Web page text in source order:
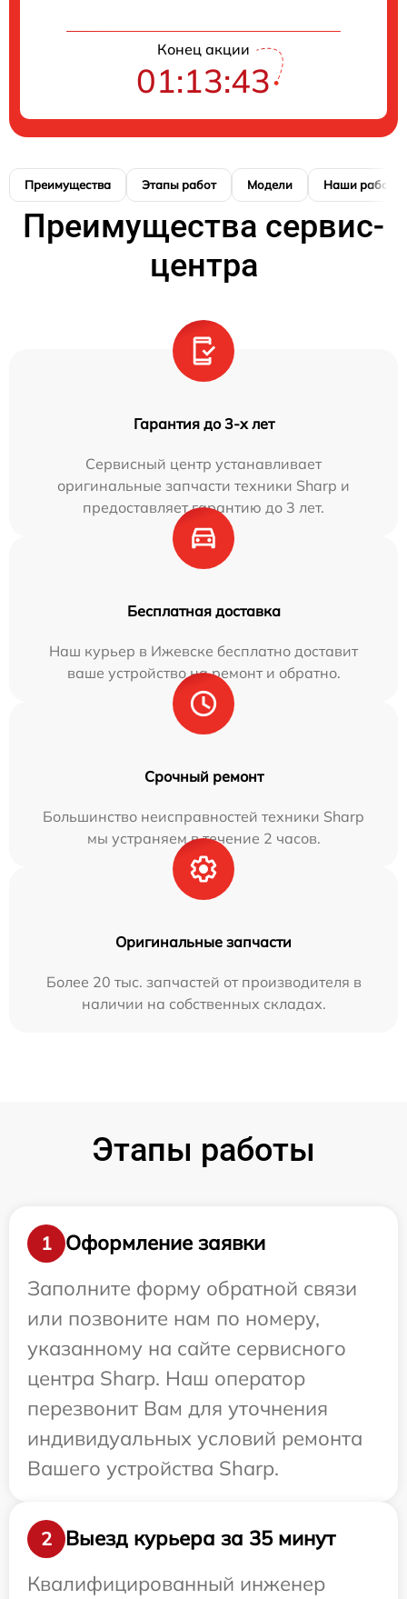
Конец акции
01:13:41
Преимущества Этапы работ Модели Наши работы
Преимущества сервис-
центра
Гарантия до 3-х лет
Сервисный центр устанавливает
оригинальные запчасти техники Sharp и
предоставляет гарантию до 3 лет.
Бесплатная доставка
Наш курьер в Ижевске бесплатно доставит
ваше устройство на ремонт и обратно.
Срочный ремонт
Большинство неисправностей техники Sharp
мы устраняем в течение 2 часов.
Оригинальные запчасти
Более 20 тыс. запчастей от производителя в
наличии на собственных складах.
Этапы работы
1
Оформление заявки
Заполните форму обратной связи
или позвоните нам по номеру,
указанному на сайте сервисного
центра Sharp. Наш оператор
перезвонит Вам для уточнения
индивидуальных условий ремонта
Вашего устройства Sharp.
2
Выезд курьера за 35 минут
Квалифицированный инженер